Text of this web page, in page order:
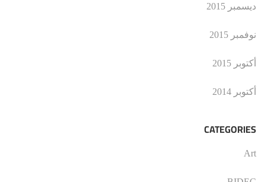
ديسمبر 2015
نوفمبر 2015
أكتوبر 2015
أكتوبر 2014
CATEGORIES
Art